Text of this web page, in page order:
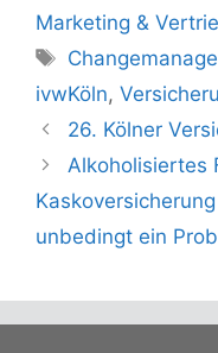
Marketing &
Schlagwörter
ivwKöln,
26. Kölner
Alkoholisiertes
unbedingt ein